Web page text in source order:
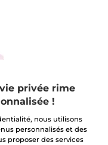
de
privée rime
!
nous utilisons
personnalisés et des
proposer des services